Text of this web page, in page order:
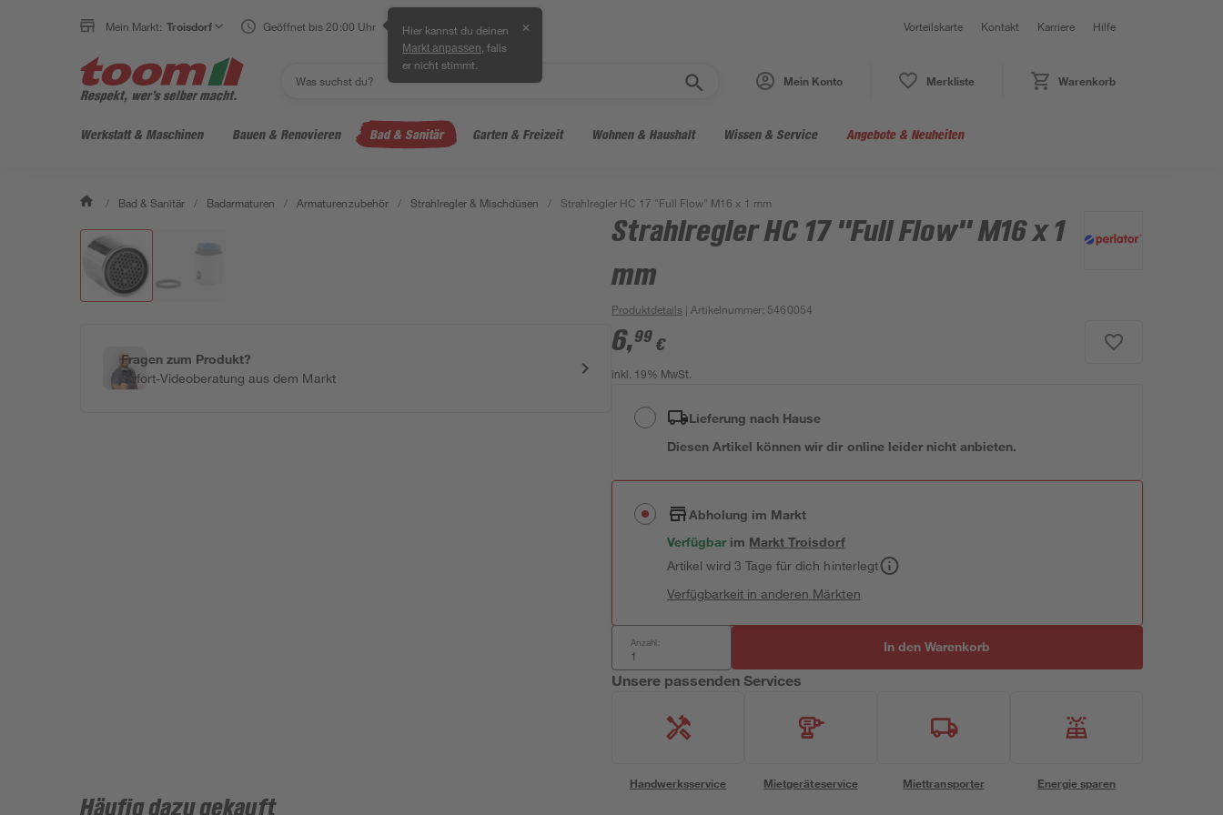
Mein Markt: Troisdorf Geöffnet bis 20:00 Uhr Hier kannst du deinen
Markt anpassen , falls
er nicht stimmt.
✕ Vorteilskarte Kontakt Karriere Hilfe
Mein Konto Merkliste Warenkorb
Werkstatt & Maschinen Bauen & Renovieren Bad & Sanitär Garten & Freizeit Wohnen & Haushalt Wissen & Service Angebote & Neuheiten
/ Bad & Sanitär / Badarmaturen / Armaturenzubehör / Strahlregler & Mischdüsen / Strahlregler HC 17 "Full Flow" M16 x 1 mm
Fragen zum Produkt?
Sofort-Videoberatung aus dem Markt
Strahlregler HC 17 "Full Flow" M16 x 1
mm
Produktdetails | Artikelnummer: 5460054
6,99 €
inkl. 19% MwSt.
Lieferung nach Hause
Diesen Artikel können wir dir online leider nicht anbieten.
Abholung im Markt
Verfügbar im MarktTroisdorf
Artikel wird 3 Tage für dich hinterlegt
Verfügbarkeit in anderen Märkten
Anzahl: In den Warenkorb
Unsere passenden Services
Handwerksservice Mietgeräteservice Miettransporter Energie sparen
Häufig dazu gekauft